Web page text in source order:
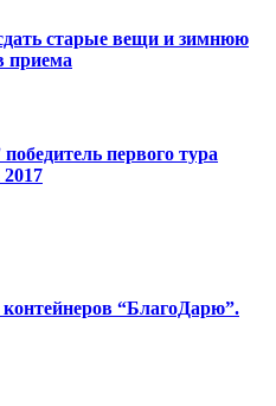
старые вещи и зимнюю
приема
первого тура
2017
“БлагоДарю”.